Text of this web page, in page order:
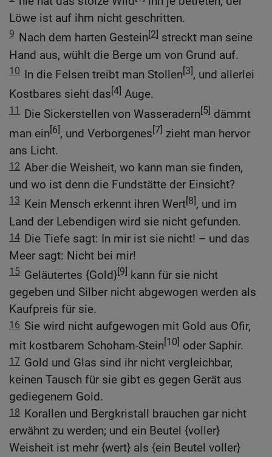
Löwe ist auf ihm nicht geschritten.
9 Nach dem harten Gestein[2] streckt man seine
Hand aus, wühlt die Berge um von Grund auf.
10 In die Felsen treibt man Stollen[3], und allerlei
Kostbares sieht das[4] Auge.
11 Die Sickerstellen von Wasseradern[5] dämmt
man ein[6], und Verborgenes[7] zieht man hervor
ans Licht.
12 Aber die Weisheit, wo kann man sie finden,
und wo ist denn die Fundstätte der Einsicht?
13 Kein Mensch erkennt ihren Wert[8], und im
Land der Lebendigen wird sie nicht gefunden.
14 Die Tiefe sagt: In mir ist sie nicht! – und das
Meer sagt: Nicht bei mir!
15 Geläutertes {Gold}[9] kann für sie nicht
gegeben und Silber nicht abgewogen werden als
Kaufpreis für sie.
16 Sie wird nicht aufgewogen mit Gold aus Ofir,
mit kostbarem Schoham-Stein[10] oder Saphir.
17 Gold und Glas sind ihr nicht vergleichbar,
keinen Tausch für sie gibt es gegen Gerät aus
gediegenem Gold.
18 Korallen und Bergkristall brauchen gar nicht
erwähnt zu werden; und ein Beutel {voller}
Weisheit ist mehr {wert} als {ein Beutel voller}